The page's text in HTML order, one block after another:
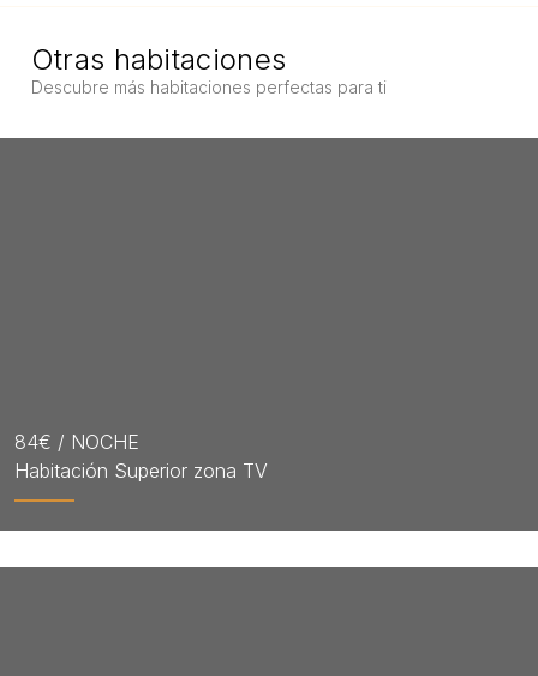
Otras habitaciones
Descubre más habitaciones perfectas para ti
84€ / NOCHE
Habitación Superior zona TV